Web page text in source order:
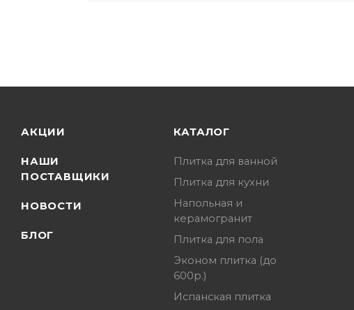
АКЦИИ
НАШИ
ПОСТАВЩИКИ
НОВОСТИ
БЛОГ
КАТАЛОГ
Плитка для ванной
Плитка для кухни
Напольная и
керамогранит
Плитка для пола
Эконом плитка (до
600р.)
Испанская плитка